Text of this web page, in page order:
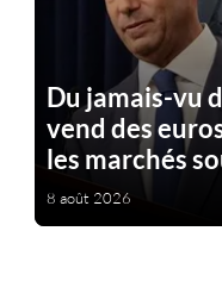
Du jamais-vu
vend des
les marchés
8 août 2026